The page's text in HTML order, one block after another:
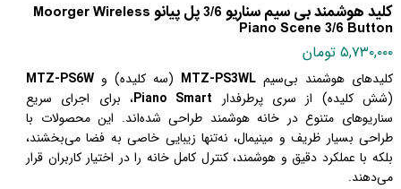
کلید هوشمند بی سیم سناریو 3/6 پل پیانو Moorger Wireless
Piano Scene 3/6 Button
۵,۷۳۰,۰۰۰ تومان
کلیدهای هوشمند بی‌سیم MTZ-PS3WL (سه کلیده) و MTZ-PS6W
(شش کلیده) از سری پرطرفدار Piano Smart، برای اجرای سریع
سناریوهای متنوع در خانه هوشمند طراحی شده‌اند. این محصولات با
طراحی بسیار ظریف و مینیمال، نه‌تنها زیبایی خاصی به فضا می‌بخشند،
بلکه با عملکرد دقیق و هوشمند، کنترل کامل خانه را در اختیار کاربران قرار
می‌دهند.